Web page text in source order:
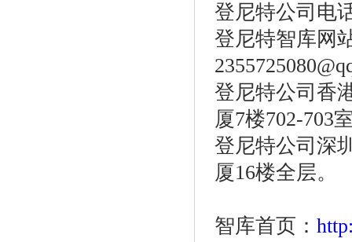
登尼特公司电
登尼特智库网
登尼特公司香
厦7楼702-703
登尼特公司深
厦16楼全层。
智库首页：